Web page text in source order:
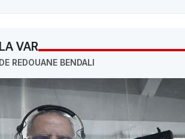
LA VAR
DE REDOUANE BENDALI